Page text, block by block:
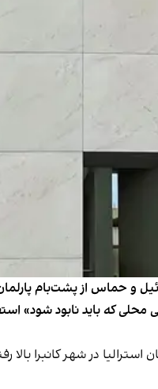
و حماس از پشت‌بام
که باید نابود شود»
بالا